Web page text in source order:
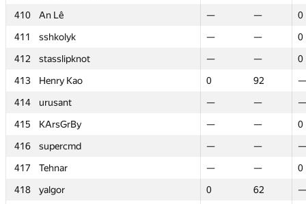
410
An Lê — —
0
411
sshkolyk — —
0
412
stasslipknot — —
0
413
Henry Kao 0 92
—
414
urusant — —
—
415
KArsGrBy — —
0
416
supercmd — —
—
417
Tehnar — —
0
418
yalgor 0 62
—
410
An Lê — —
0
411
sshkolyk — —
0
412
stasslipknot — —
0
413
Henry Kao 0 92
—
414
urusant — —
—
415
KArsGrBy — —
0
416
supercmd — —
—
417
Tehnar — —
0
418
yalgor 0 62
—